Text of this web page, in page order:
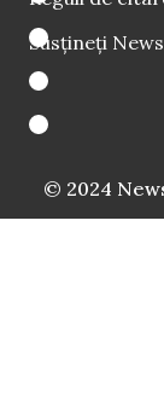
Susțineți
© 2024